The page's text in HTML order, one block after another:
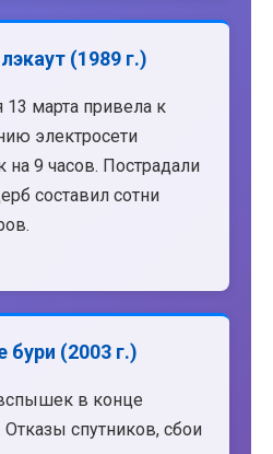
(1989 г.)
13 марта привела к
электросети
9 часов. Пострадали
составил сотни
(2003 г.)
в конце
Отказы спутников, сбои